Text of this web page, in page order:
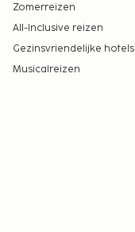
Zomerreizen
All-Inclusive reizen
Gezinsvriendelijke hotels
Musicalreizen